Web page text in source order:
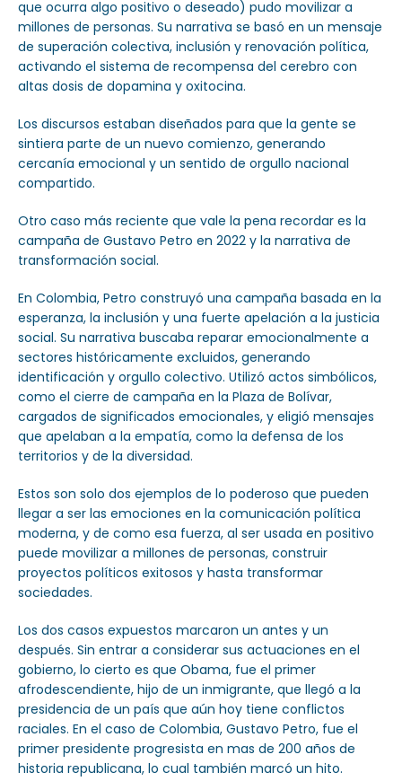
que ocurra algo positivo o deseado) pudo movilizar a
millones de personas. Su narrativa se basó en un mensaje
de superación colectiva, inclusión y renovación política,
activando el sistema de recompensa del cerebro con
altas dosis de dopamina y oxitocina.
Los discursos estaban diseñados para que la gente se
sintiera parte de un nuevo comienzo, generando
cercanía emocional y un sentido de orgullo nacional
compartido.
Otro caso más reciente que vale la pena recordar es la
campaña de Gustavo Petro en 2022 y la narrativa de
transformación social.
En Colombia, Petro construyó una campaña basada en la
esperanza, la inclusión y una fuerte apelación a la justicia
social. Su narrativa buscaba reparar emocionalmente a
sectores históricamente excluidos, generando
identificación y orgullo colectivo. Utilizó actos simbólicos,
como el cierre de campaña en la Plaza de Bolívar,
cargados de significados emocionales, y eligió mensajes
que apelaban a la empatía, como la defensa de los
territorios y de la diversidad.
Estos son solo dos ejemplos de lo poderoso que pueden
llegar a ser las emociones en la comunicación política
moderna, y de como esa fuerza, al ser usada en positivo
puede movilizar a millones de personas, construir
proyectos políticos exitosos y hasta transformar
sociedades.
Los dos casos expuestos marcaron un antes y un
después. Sin entrar a considerar sus actuaciones en el
gobierno, lo cierto es que Obama, fue el primer
afrodescendiente, hijo de un inmigrante, que llegó a la
presidencia de un país que aún hoy tiene conflictos
raciales. En el caso de Colombia, Gustavo Petro, fue el
primer presidente progresista en mas de 200 años de
historia republicana, lo cual también marcó un hito.